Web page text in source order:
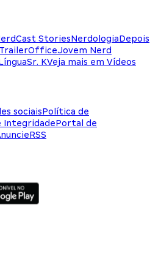
StoriesNerdologiaDepois
TrailerOfficeJovem Nerd
Sr. KVeja mais em Vídeos
sociaisPolítica de
IntegridadePortal de
RSS